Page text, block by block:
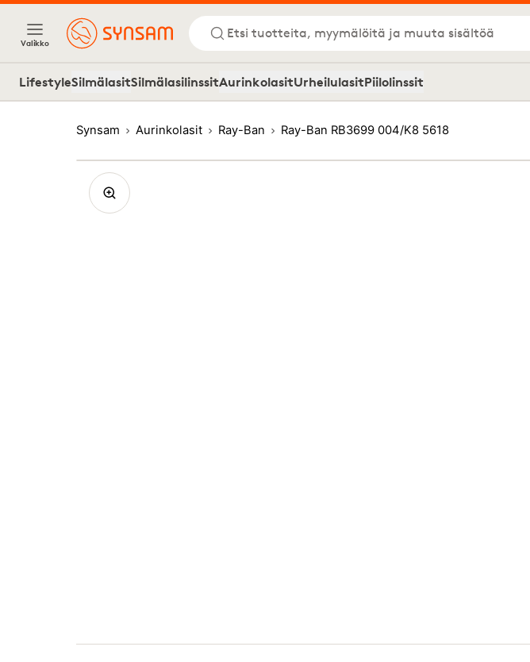
Valikko
Etsi tuotteita, myymälöitä ja muuta sisältöä
LifestyleSilmälasitSilmälasilinssitAurinkolasitUrheilulasitPiilolinssit
Synsam Aurinkolasit Ray-Ban Ray-Ban RB3699 004/K8 5618